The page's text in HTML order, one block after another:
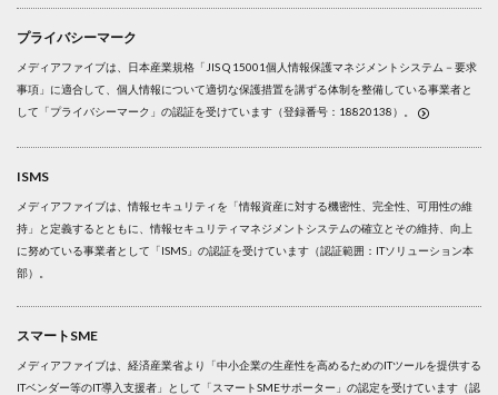
プライバシーマーク
メディアファイブは、日本産業規格「JIS Q 15001個人情報保護マネジメントシステム－要求
事項」に適合して、個人情報について適切な保護措置を講ずる体制を整備している事業者と
して「プライバシーマーク」の認証を受けています（登録番号：18820138）。
ISMS
メディアファイブは、情報セキュリティを「情報資産に対する機密性、完全性、可用性の維
持」と定義するとともに、情報セキュリティマネジメントシステムの確立とその維持、向上
に努めている事業者として「ISMS」の認証を受けています（認証範囲：ITソリューション本
部）。
スマートSME
メディアファイブは、経済産業省より「中小企業の生産性を高めるためのITツールを提供する
ITベンダー等のIT導入支援者」として「スマートSMEサポーター」の認定を受けています（認